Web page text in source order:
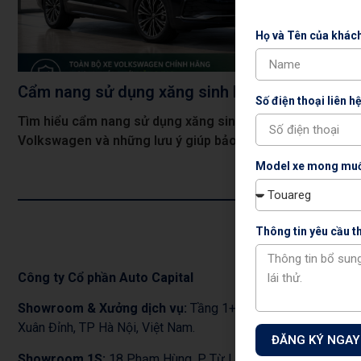
Cẩm nang sử dụng xăng sinh học E10: Những
Tìm hiểu cẩm nang sử dụng xăng sinh học E10, khả
Volkswagen và những lưu ý giúp bảo vệ động cơ, duy trì
Công ty Cổ phần Auto Capital
Showroom & Xưởng dịch vụ: Tầng 1+2 tòa nhà CT3 – Lô
Xuân Đỉnh, TP Hà Nội, Việt Nam.
Họ và Tên của
Số điện thoại liên
Model xe mong
Thông tin yêu cầu
ĐĂNG KÝ NGAY